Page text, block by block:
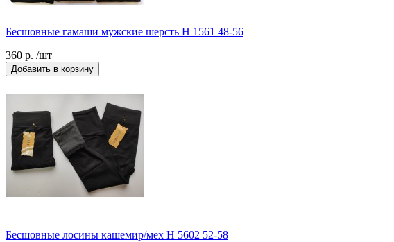
Бесшовные гамаши мужские шерсть Н 1561 48-56
360 р. /шт
Добавить в корзину
Бесшовные лосины кашемир/мех Н 5602 52-58